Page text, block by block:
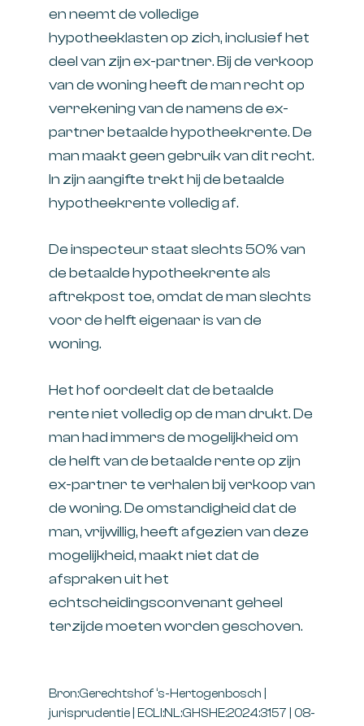
en neemt de volledige
hypotheeklasten op zich, inclusief het
deel van zijn ex-partner. Bij de verkoop
van de woning heeft de man recht op
verrekening van de namens de ex-
partner betaalde hypotheekrente. De
man maakt geen gebruik van dit recht.
In zijn aangifte trekt hij de betaalde
hypotheekrente volledig af.
De inspecteur staat slechts 50% van
de betaalde hypotheekrente als
aftrekpost toe, omdat de man slechts
voor de helft eigenaar is van de
woning.
Het hof oordeelt dat de betaalde
rente niet volledig op de man drukt. De
man had immers de mogelijkheid om
de helft van de betaalde rente op zijn
ex-partner te verhalen bij verkoop van
de woning. De omstandigheid dat de
man, vrijwillig, heeft afgezien van deze
mogelijkheid, maakt niet dat de
afspraken uit het
echtscheidingsconvenant geheel
terzijde moeten worden geschoven.
Bron:Gerechtshof ‘s-Hertogenbosch |
jurisprudentie | ECLI:NL:GHSHE:2024:3157 | 08-